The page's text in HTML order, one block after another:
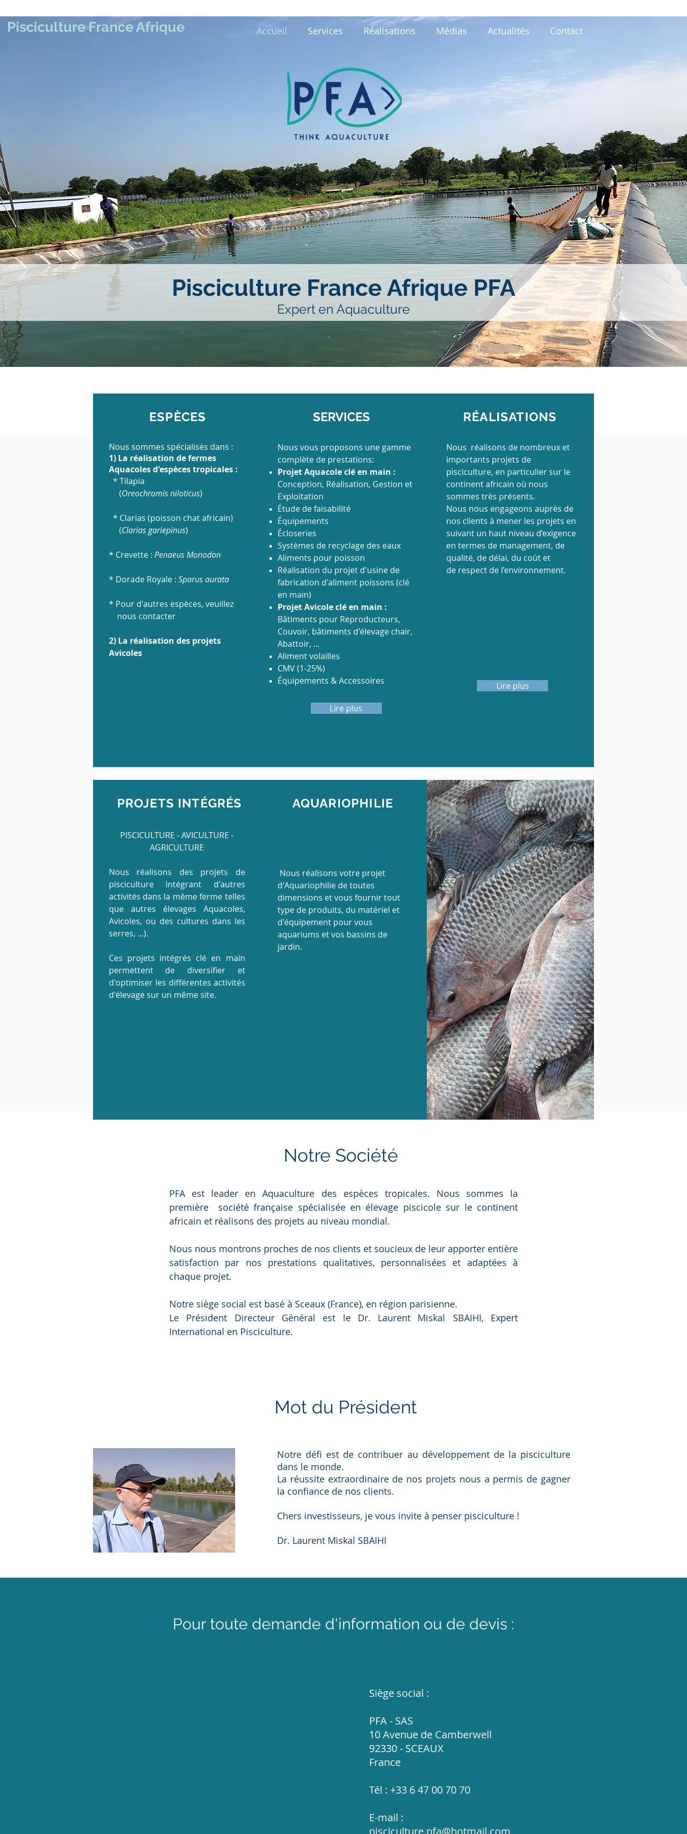
Pisciculture France Afrique Accueil Services Réalisations Médias Actualités Contact
Pisciculture France Afrique PFA
Expert en Aquaculture
Notre Société
PFA est leader en Aquaculture des espèces tropicales. Nous sommes la
première société française spécialisée en élevage piscicole sur le continent
africain et réalisons des projets au niveau mondial.
Nous nous montrons proches de nos clients et soucieux de leur apporter entière
satisfaction par nos prestations qualitatives, personnalisées et adaptées à
chaque projet.
Notre siège social est basé à Sceaux (France), en région parisienne.
Le Président Directeur Général est le Dr. Laurent Miskal SBAIHI, Expert
International en Pisciculture.
Mot du Président
Notre défi est de contribuer au développement de la pisciculture
dans le monde.
La réussite extraordinaire de nos projets nous a permis de gagner
la confiance de nos clients.
Chers investisseurs, je vous invite à penser pisciculture !
Dr. Laurent Miskal SBAIHI
ESPÈCES
Nous sommes spécialisés dans :
1) La réalisation de fermes
Aquacoles d'espèces tropicales :
* Tilapia
(Oreochromis niloticus)
* Clarias (poisson chat africain)
(Clarias gariepinus)
* Crevette : Penaeus Monodon
* Dorade Royale : Sparus aurata
* Pour d'autres espèces, veuillez
nous contacter
2) La réalisation des projets
Avicoles
SERVICES
Nous vous proposons une gamme
complète de prestations:
Projet Aquacole clé en main :
Conception, Réalisation, Gestion et
Exploitation
Étude de faisabilité
Équipements
Écloseries
Systèmes de recyclage des eaux
Aliments pour poisson
Réalisation du projet d'usine de
fabrication d'aliment poissons (clé
en main)
Projet Avicole clé en main :
Bâtiments pour Reproducteurs,
Couvoir, bâtiments d'élevage chair,
Abattoir, ...
Aliment volailles
CMV (1-25%)
Équipements & Accessoires
Lire plus
RÉALISATIONS
Nous réalisons de nombreux et
importants projets de
pisciculture, en particulier sur le
continent africain où nous
sommes très présents.
Nous nous engageons auprès de
nos clients à mener les projets en
suivant un haut niveau d’exigence
en termes de management, de
qualité, de délai, du coût et
de respect de l’environnement.
Lire plus
PROJETS INTÉGRÉS
PISCICULTURE - AVICULTURE -
AGRICULTURE
Nous réalisons des projets de
pisciculture intégrant d'autres
activités dans la même ferme telles
que autres élevages Aquacoles,
Avicoles, ou des cultures dans les
serres, ...).
Ces projets intégrés clé en main
permettent de diversifier et
d'optimiser les différentes activités
d'élevage sur un même site.
AQUARIOPHILIE
Nous réalisons votre projet
d'Aquariophilie de toutes
dimensions et vous fournir tout
type de produits, du matériel et
d'équipement pour vous
aquariums et vos bassins de
jardin.
Pour toute demande d'information ou de devis :
Siège social :
PFA - SAS
10 Avenue de Camberwell
92330 - SCEAUX
France
Tél : +33 6 47 00 70 70
E-mail :
pisciculture.pfa@hotmail.com